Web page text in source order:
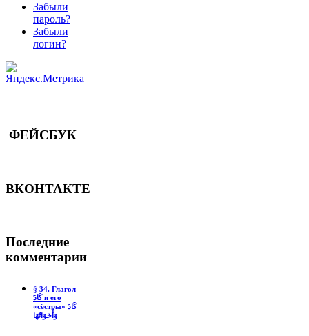
Забыли
пароль?
Забыли
логин?
ФЕЙСБУК
ВКОНТАКТЕ
Последние
комментарии
§ 34. Глагол
كَادَ и его
«сёстры» كَادَ
وَأَخَوَاتُهَا